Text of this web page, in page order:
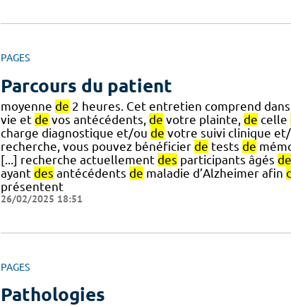
PAGES
Parcours du patient
moyenne de 2 heures. Cet entretien comprend
vie et de vos antécédents, de votre plainte, de celle
charge diagnostique et/ou de votre suivi clinique
recherche, vous pouvez bénéficier de tests de
[...] recherche actuellement des participants âgés de
ayant des antécédents de maladie d’Alzheimer afin
présentent
26/02/2025 18:51
PAGES
Pathologies